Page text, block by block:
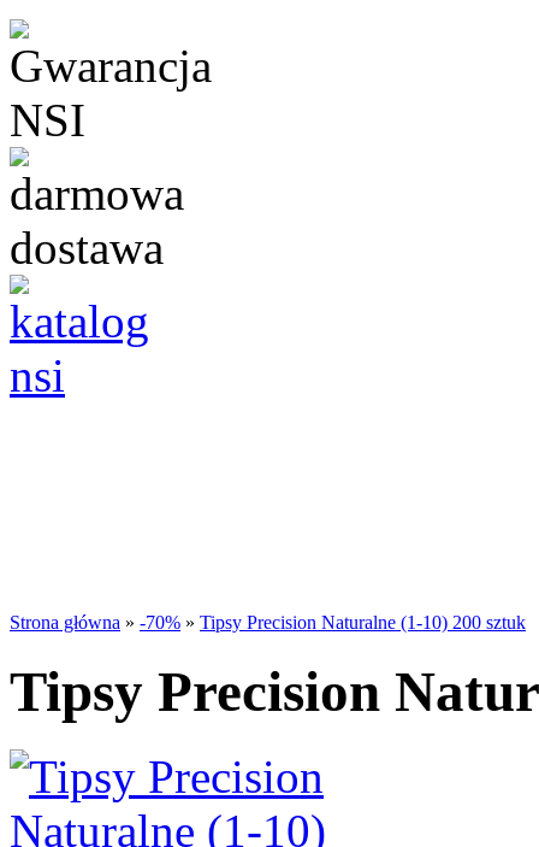
Strona główna » -70% » Tipsy Precision Naturalne (1-10) 200 sztuk
Tipsy Precision